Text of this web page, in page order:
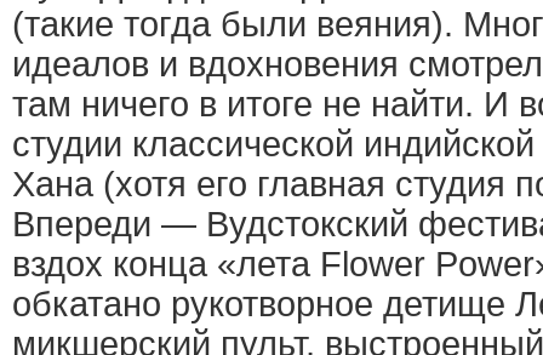
(такие тогда были веяния).
идеалов и вдохновения
там ничего в итоге не найти. И
студии классической
Хана (хотя его главная студия
Впереди — Вудстокский
вздох конца «лета Flower
обкатано рукотворное детище
микшерский пульт,